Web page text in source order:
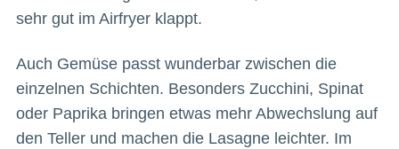
sehr gut im Airfryer klappt.
Auch Gemüse passt wunderbar zwischen die
einzelnen Schichten. Besonders Zucchini, Spinat
oder Paprika bringen etwas mehr Abwechslung auf
den Teller und machen die Lasagne leichter. Im